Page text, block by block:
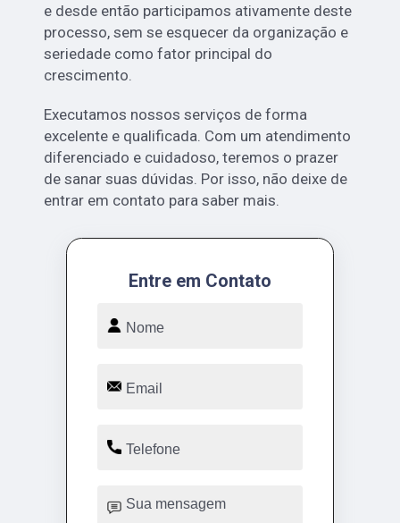
e desde então participamos ativamente deste
processo, sem se esquecer da organização e
seriedade como fator principal do
crescimento.
Executamos nossos serviços de forma
excelente e qualificada. Com um atendimento
diferenciado e cuidadoso, teremos o prazer
de sanar suas dúvidas. Por isso, não deixe de
entrar em contato para saber mais.
Entre em Contato